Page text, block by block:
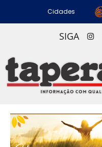
Cidades
SIGA